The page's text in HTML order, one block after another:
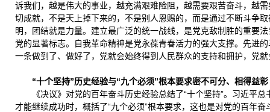
诉我们，越是伟大的事业，越充满艰难险阻，越需要艰苦奋斗，越
切成就，不是天上掉下来的，不是别人恩赐的，而是通过不断斗争
明，团结就是力量。建立最广泛的统一战线，是党克敌制胜的重要
党的显著标志。自我革命精神是党永葆青春活力的强大支撑。先进
一条做到了、做好了，党就会始终得到人民群众的支持和拥护，党
“十个坚持”历史经验与“九个必须”根本要求密不可分、相得益彰
《决议》对党的百年奋斗历史经验总结了“十个坚持”。习近平
才能继续成功时，概括了“九个必须”根本要求，这也是对党的百年